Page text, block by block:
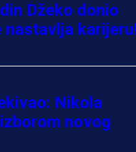
Džeko donio
nastavlja
Nikola
novog